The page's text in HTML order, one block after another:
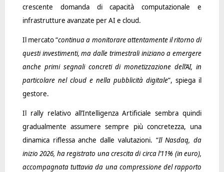
crescente domanda di capacità computazionale e
infrastrutture avanzate per AI e cloud.
Il mercato “continua a monitorare attentamente il ritorno di
questi investimenti, ma dalle trimestrali iniziano a emergere
anche primi segnali concreti di monetizzazione dell’AI, in
particolare nel cloud e nella pubblicità digitale”, spiega il
gestore.
Il rally relativo all’Intelligenza Artificiale sembra quindi
gradualmente assumere sempre più concretezza, una
dinamica riflessa anche dalle valutazioni. “Il Nasdaq, da
inizio 2026, ha registrato una crescita di circa l’11% (in euro),
accompagnata tuttavia da una compressione del rapporto